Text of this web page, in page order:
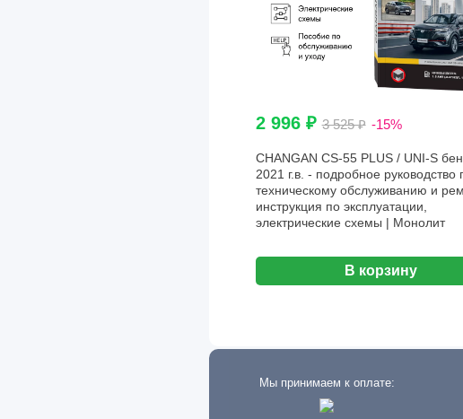
2 996 ₽3 525 ₽ -15%
CHANGAN CS-55 PLUS / UNI-S
2021 г.в. - подробное руководство
техническому обслуживанию и
инструкция по эксплуатации,
электрические схемы | Монолит
В корзину
Мы принимаем к оплате: